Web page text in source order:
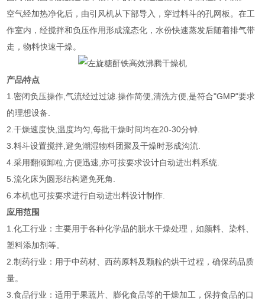
空气经加热净化后，由引风机从下部导入，穿过料斗的孔网板。在工
作室内，经搅拌和负压作用形成流态化，水份快速蒸发后随着排气带
走，物料快速干燥。
产品特点
1.密闭负压操作,气流经过过滤.操作简便,清洗方便,是符合"GMP"要求
的理想设备.
2.干燥速度快,温度均匀,每批干燥时间均在20-30分钟.
3.料斗设置搅拌,避免潮湿物料团聚及干燥时形成沟流.
4.采用翻倾卸粒,方便迅速,亦可按要求设计自动进出料系统.
5.流化床为圆形结构避免死角.
6.本机也可按要求进行自动进出料设计制作.
应用范围
1.化工行业：主要用于各种化学品的脱水干燥处理，如颜料、染料、
塑料添加剂等。
2.制药行业：用于中药材、西药原料及颗粒的烘干过程，确保药品质
量。
3.食品行业：适用于果蔬片、膨化食品等的干燥加工，保持食品的口